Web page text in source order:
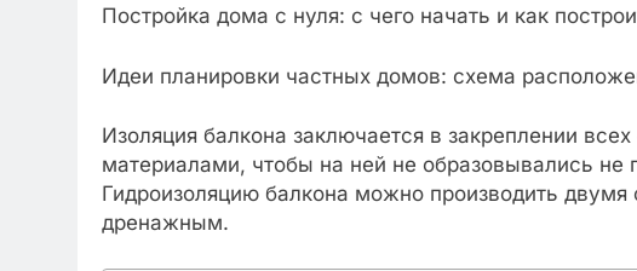
Постройка дома с нуля: с чего начать и как
Идеи планировки частных домов: схема
Изоляция балкона заключается в закреплении
материалами, чтобы на ней не образовывались не
Гидроизоляцию балкона можно производить
дренажным.